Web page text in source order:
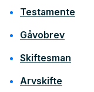
Testamente
Gåvobrev
Skiftesman
Arvskifte